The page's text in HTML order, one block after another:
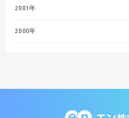
2001年
2000年